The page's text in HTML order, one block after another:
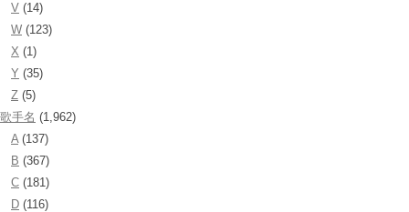
V (14)
W (123)
X (1)
Y (35)
Z (5)
歌手名 (1,962)
A(137)
B (367)
C (181)
D (116)